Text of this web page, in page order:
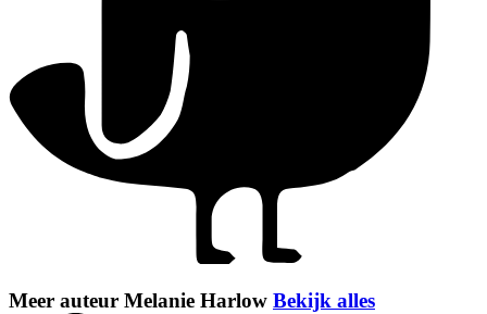
Meer auteur Melanie Harlow Bekijk alles